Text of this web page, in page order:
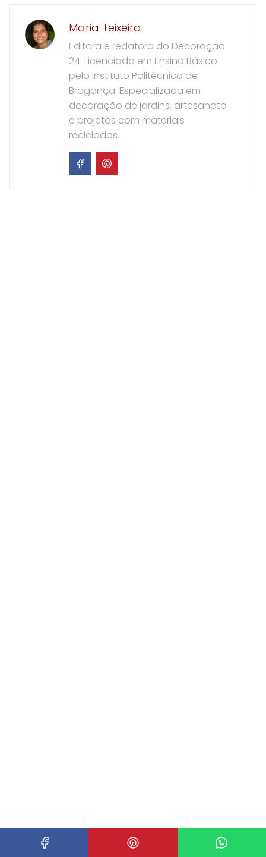
Maria Teixeira
Editora e redatora do Decoração
24. Licenciada em Ensino Básico
pelo Instituto Politécnico de
Bragança. Especializada em
decoração de jardins, artesanato
e projetos com materiais
reciclados.